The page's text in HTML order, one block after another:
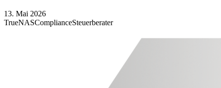
13. Mai 2026
TrueNASComplianceSteuerberater